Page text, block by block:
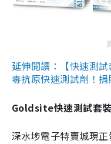
延伸閱讀：【快速測
毒抗原快速測試劑！
Goldsite快速測試套裝
深水埗電子特賣城現